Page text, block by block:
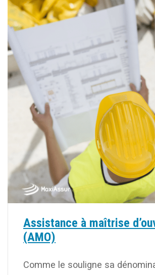
Assistance à maîtrise
(AMO)
Comme le souligne sa